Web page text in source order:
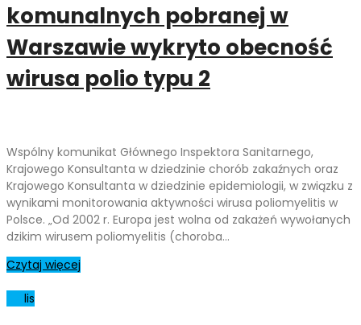
komunalnych pobranej w
Warszawie wykryto obecność
wirusa polio typu 2
Wspólny komunikat Głównego Inspektora Sanitarnego,
Krajowego Konsultanta w dziedzinie chorób zakaźnych oraz
Krajowego Konsultanta w dziedzinie epidemiologii, w związku z
wynikami monitorowania aktywności wirusa poliomyelitis w
Polsce. „Od 2002 r. Europa jest wolna od zakażeń wywołanych
dzikim wirusem poliomyelitis (choroba…
Czytaj więcej
lis